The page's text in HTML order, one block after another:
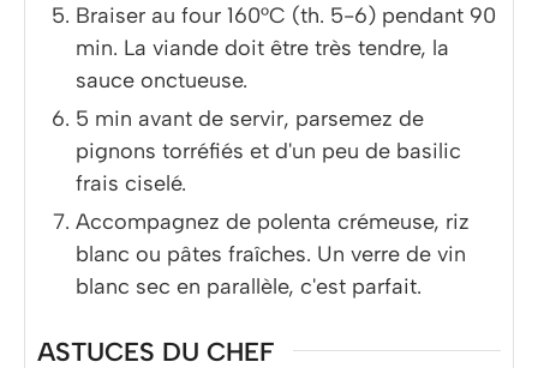
Braiser au four 160°C (th. 5-6) pendant 90
min. La viande doit être très tendre, la
sauce onctueuse.
5 min avant de servir, parsemez de
pignons torréfiés et d'un peu de basilic
frais ciselé.
Accompagnez de polenta crémeuse, riz
blanc ou pâtes fraîches. Un verre de vin
blanc sec en parallèle, c'est parfait.
ASTUCES DU CHEF